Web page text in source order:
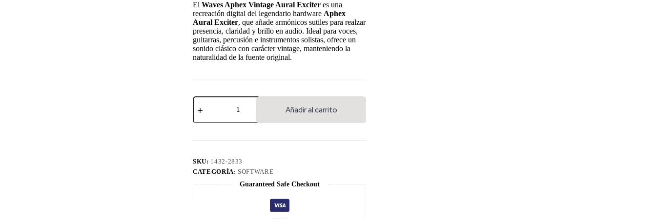
El Waves Aphex Vintage Aural Exciter es una
recreación digital del legendario hardware Aphex
Aural Exciter, que añade armónicos sutiles para realzar
presencia, claridad y brillo en audio. Ideal para voces,
guitarras, percusión e instrumentos solistas, ofrece un
sonido clásico con carácter vintage, manteniendo la
naturalidad de la fuente original.
Añadir al carrito
SKU: 1432-2833
CATEGORÍA: SOFTWARE
Guaranteed Safe Checkout